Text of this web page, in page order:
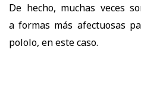
De hecho, muchas veces
aformas más afectuosas
pololo, en este caso.